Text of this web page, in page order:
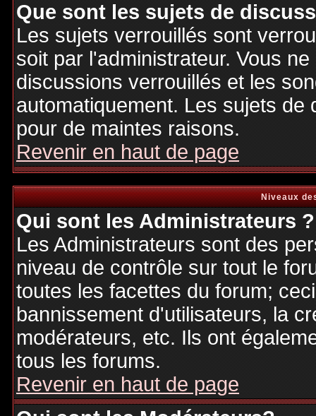
Que sont les sujets de
Les sujets verrouillés sont
soit par l'administrateur. Vous
discussions verrouillés et les
automatiquement. Les sujets
pour de maintes raisons.
Revenir en haut de page
Niveaux
Qui sont les Administrateurs ?
Les Administrateurs sont des
niveau de contrôle sur tout le
toutes les facettes du forum;
bannissement d'utilisateurs, la
modérateurs, etc. Ils ont
tous les forums.
Revenir en haut de page